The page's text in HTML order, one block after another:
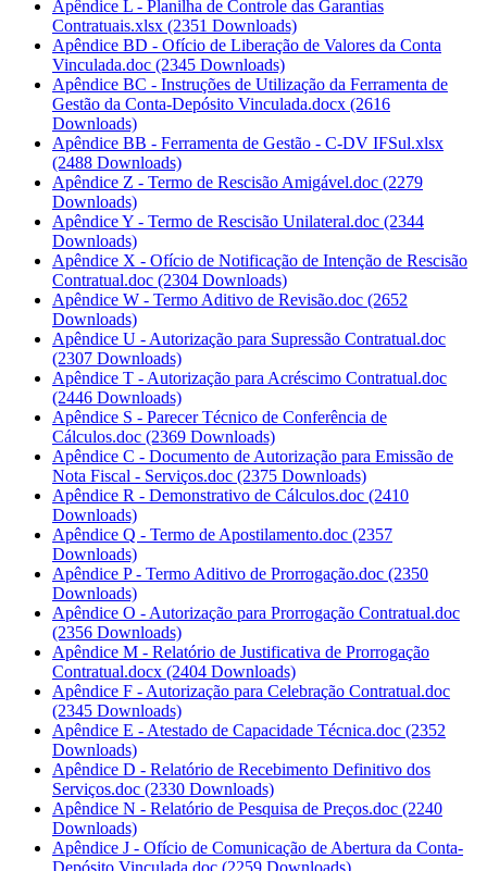
Apêndice L - Planilha de Controle das Garantias
Contratuais.xlsx (2351 Downloads)
Apêndice BD - Ofício de Liberação de Valores da Conta
Vinculada.doc (2345 Downloads)
Apêndice BC - Instruções de Utilização da Ferramenta de
Gestão da Conta-Depósito Vinculada.docx (2616
Downloads)
Apêndice BB - Ferramenta de Gestão - C-DV IFSul.xlsx
(2488 Downloads)
Apêndice Z - Termo de Rescisão Amigável.doc (2279
Downloads)
Apêndice Y - Termo de Rescisão Unilateral.doc (2344
Downloads)
Apêndice X - Ofício de Notificação de Intenção de Rescisão
Contratual.doc (2304 Downloads)
Apêndice W - Termo Aditivo de Revisão.doc (2652
Downloads)
Apêndice U - Autorização para Supressão Contratual.doc
(2307 Downloads)
Apêndice T - Autorização para Acréscimo Contratual.doc
(2446 Downloads)
Apêndice S - Parecer Técnico de Conferência de
Cálculos.doc (2369 Downloads)
Apêndice C - Documento de Autorização para Emissão de
Nota Fiscal - Serviços.doc (2375 Downloads)
Apêndice R - Demonstrativo de Cálculos.doc (2410
Downloads)
Apêndice Q - Termo de Apostilamento.doc (2357
Downloads)
Apêndice P - Termo Aditivo de Prorrogação.doc (2350
Downloads)
Apêndice O - Autorização para Prorrogação Contratual.doc
(2356 Downloads)
Apêndice M - Relatório de Justificativa de Prorrogação
Contratual.docx (2404 Downloads)
Apêndice F - Autorização para Celebração Contratual.doc
(2345 Downloads)
Apêndice E - Atestado de Capacidade Técnica.doc (2352
Downloads)
Apêndice D - Relatório de Recebimento Definitivo dos
Serviços.doc (2330 Downloads)
Apêndice N - Relatório de Pesquisa de Preços.doc (2240
Downloads)
Apêndice J - Ofício de Comunicação de Abertura da Conta-
Depósito Vinculada.doc (2259 Downloads)